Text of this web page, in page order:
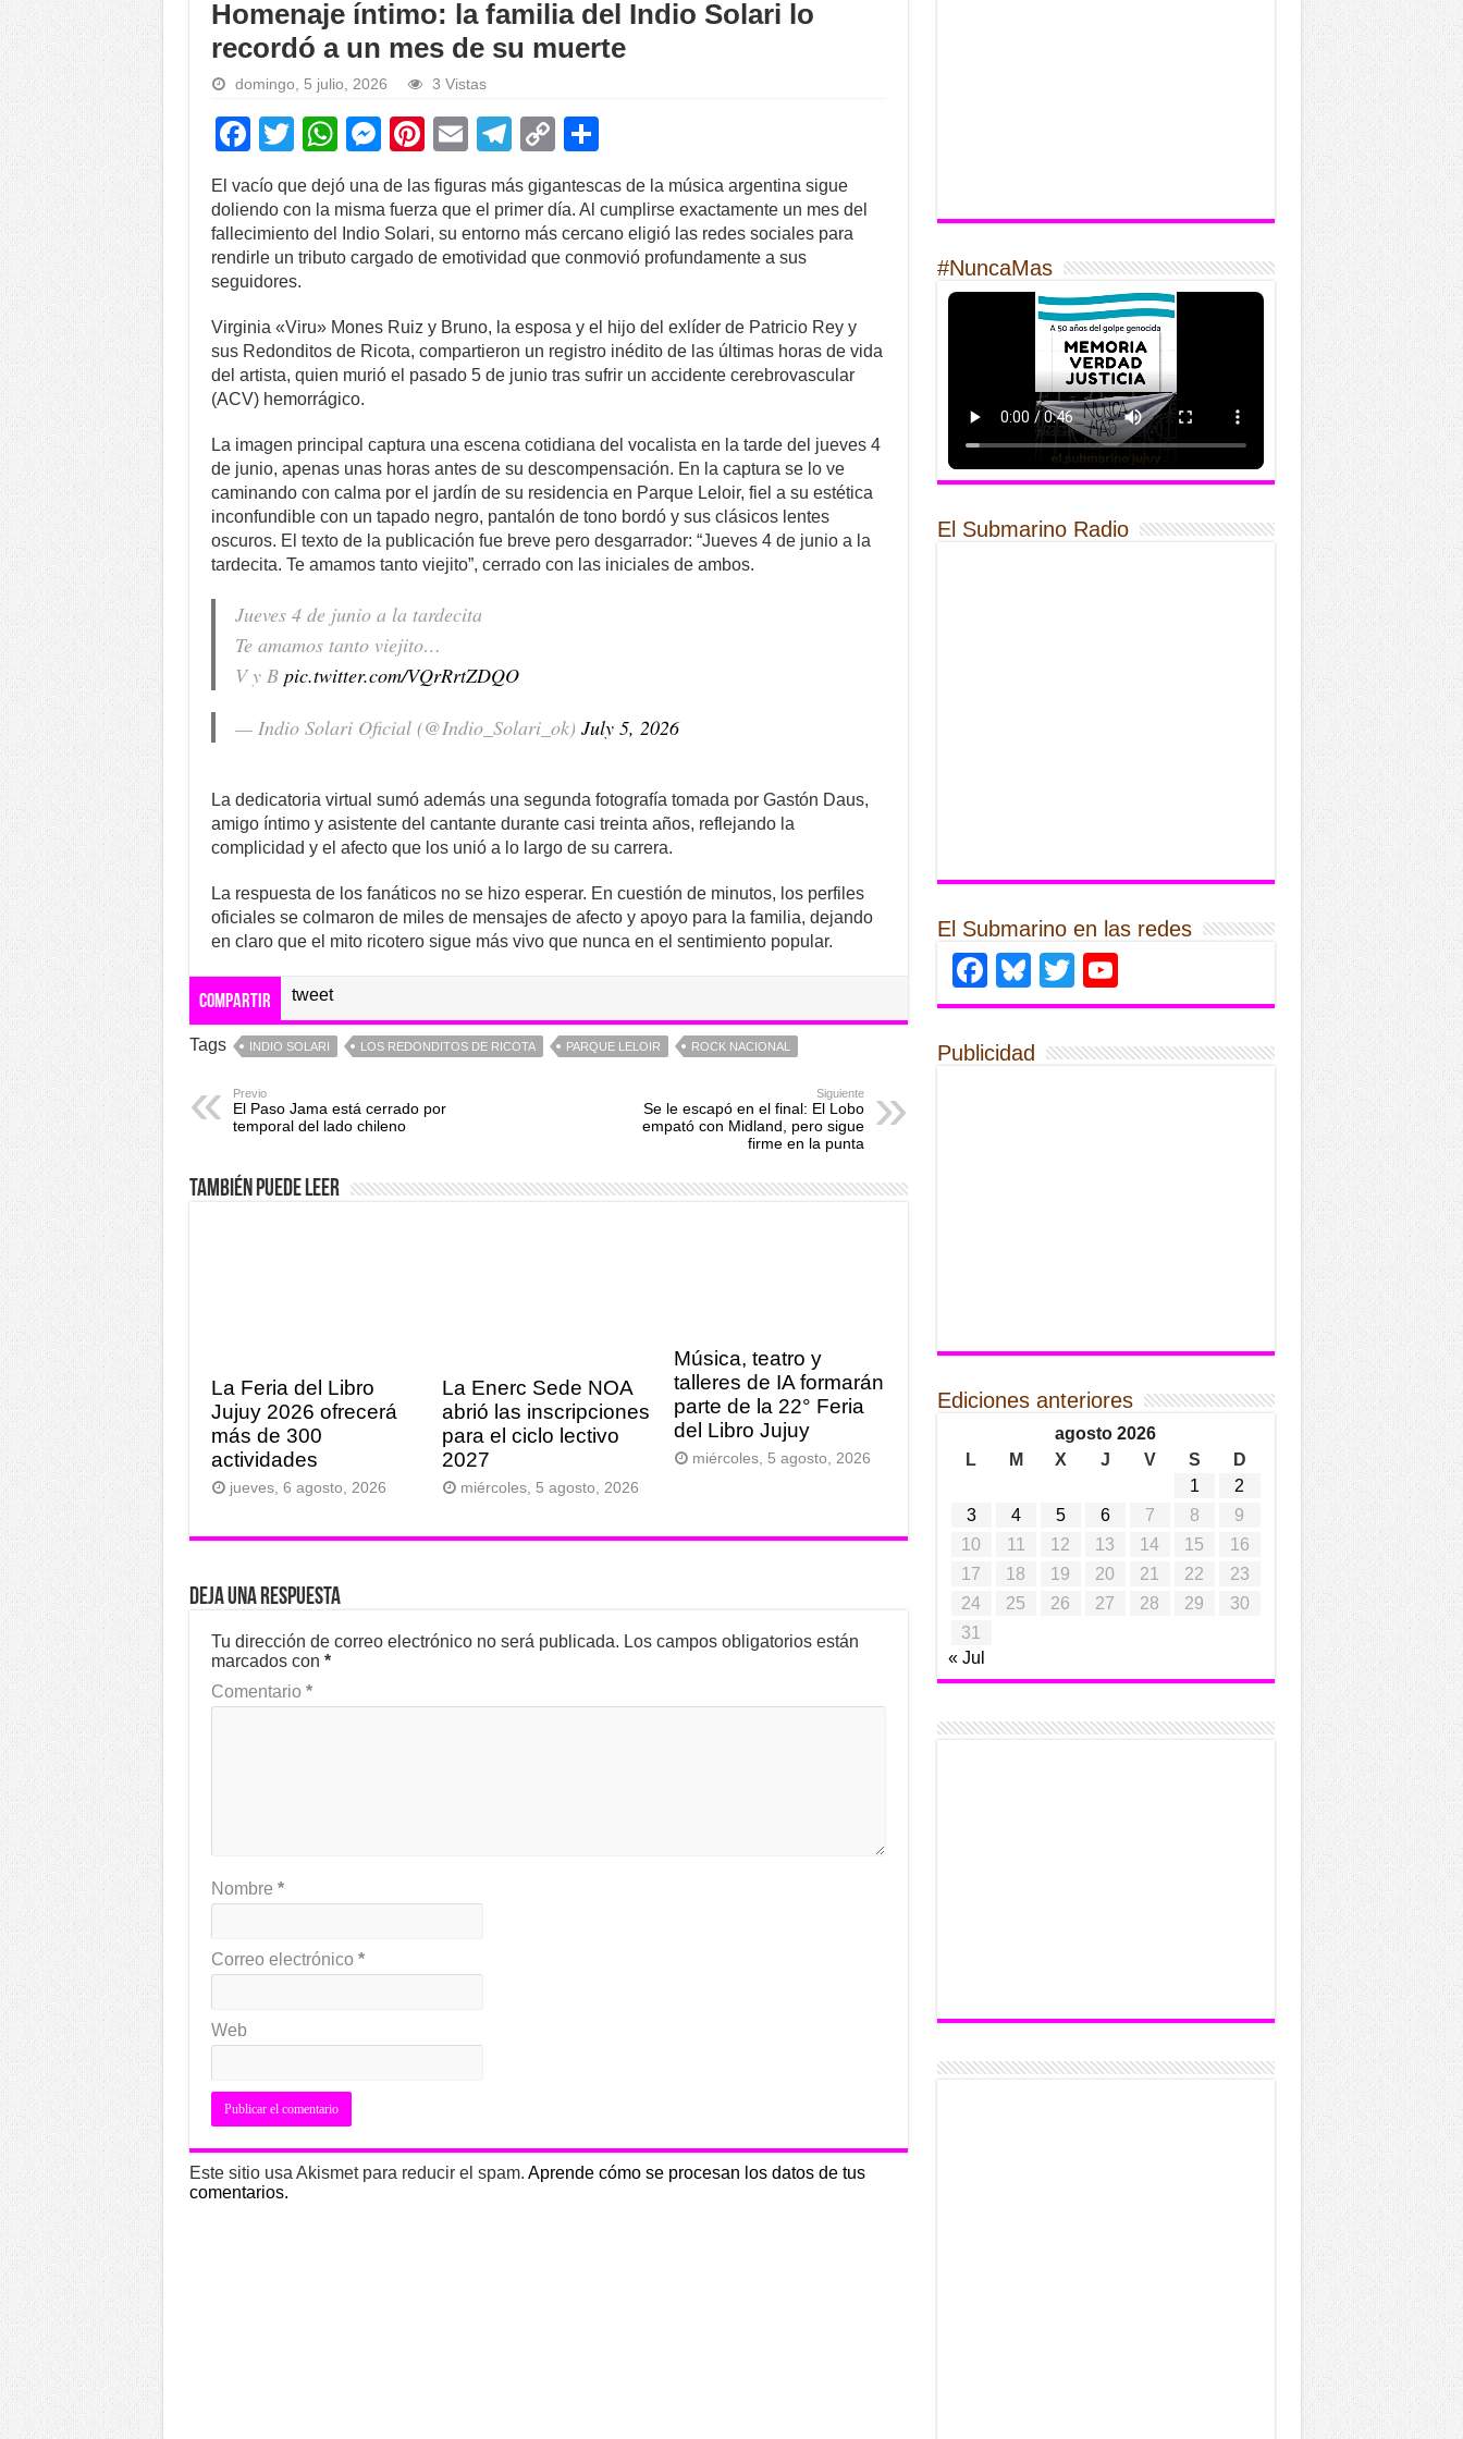
Homenaje íntimo: la familia del Indio Solari lo
recordó a un mes de su muerte
domingo, 5 julio, 2026 3 Vistas
F
a
c
e
b
o
k
T
wi
tt
er
W
h
at
s
A
p
M
e
ss
e
n
er
Pi
nt
er
e
st
E
ail
T
el
e
gr
a
C
p
y
Li
k
ar
e
El vacío que dejó una de las figuras más gigantescas de la música argentina sigue
doliendo con la misma fuerza que el primer día. Al cumplirse exactamente un mes del
fallecimiento del Indio Solari, su entorno más cercano eligió las redes sociales para
rendirle un tributo cargado de emotividad que conmovió profundamente a sus
seguidores.
Virginia «Viru» Mones Ruiz y Bruno, la esposa y el hijo del exlíder de Patricio Rey y
sus Redonditos de Ricota, compartieron un registro inédito de las últimas horas de vida
del artista, quien murió el pasado 5 de junio tras sufrir un accidente cerebrovascular
(ACV) hemorrágico.
La imagen principal captura una escena cotidiana del vocalista en la tarde del jueves 4
de junio, apenas unas horas antes de su descompensación. En la captura se lo ve
caminando con calma por el jardín de su residencia en Parque Leloir, fiel a su estética
inconfundible con un tapado negro, pantalón de tono bordó y sus clásicos lentes
oscuros. El texto de la publicación fue breve pero desgarrador: “Jueves 4 de junio a la
tardecita. Te amamos tanto viejito”, cerrado con las iniciales de ambos.
Jueves 4 de junio a la tardecita
Te amamos tanto viejito…
V y B pic.twitter.com/VQrRrtZDQO
— Indio Solari Oficial (@Indio_Solari_ok) July 5, 2026
La dedicatoria virtual sumó además una segunda fotografía tomada por Gastón Daus,
amigo íntimo y asistente del cantante durante casi treinta años, reflejando la
complicidad y el afecto que los unió a lo largo de su carrera.
La respuesta de los fanáticos no se hizo esperar. En cuestión de minutos, los perfiles
oficiales se colmaron de miles de mensajes de afecto y apoyo para la familia, dejando
en claro que el mito ricotero sigue más vivo que nunca en el sentimiento popular.
Compartir tweet
Tags INDIO SOLARI LOS REDONDITOS DE RICOTA PARQUE LELOIR ROCK NACIONAL
Previo
El Paso Jama está cerrado por
temporal del lado chileno
Siguiente
Se le escapó en el final: El Lobo
empató con Midland, pero sigue
firme en la punta
También puede leer
La Feria del Libro
Jujuy 2026 ofrecerá
más de 300
actividades
jueves, 6 agosto, 2026
La Enerc Sede NOA
abrió las inscripciones
para el ciclo lectivo
2027
miércoles, 5 agosto, 2026
Música, teatro y
talleres de IA formarán
parte de la 22° Feria
del Libro Jujuy
miércoles, 5 agosto, 2026
Deja una respuesta
Tu dirección de correo electrónico no será publicada. Los campos obligatorios están
marcados con *
Comentario *
Nombre *
Correo electrónico *
Web
Este sitio usa Akismet para reducir el spam. Aprende cómo se procesan los datos de tus
comentarios.
#NuncaMas
El Submarino Radio
El Submarino en las redes
Facebook
Bluesky
Twitter
Publicidad
Ediciones anteriores
agosto 2026
L
M X J V S
D
1
2
3
4 5 6 7 8
9
10
11 12 13 14 15
16
17
18 19 20 21 22
23
24
25 26 27 28 29
30
31
« Jul